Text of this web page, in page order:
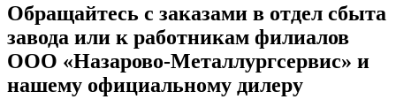
Обращайтесь с заказами в отдел сбыта
завода или к работникам филиалов
ООО «Назарово-Металлургсервис» и
нашему официальному дилеру